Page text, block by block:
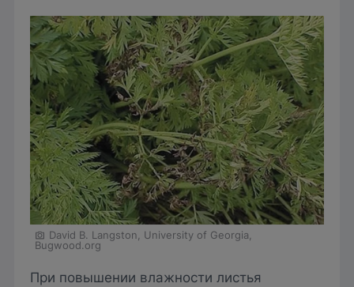
David B. Langston, University of Georgia,
Bugwood.org
При повышении влажности листья